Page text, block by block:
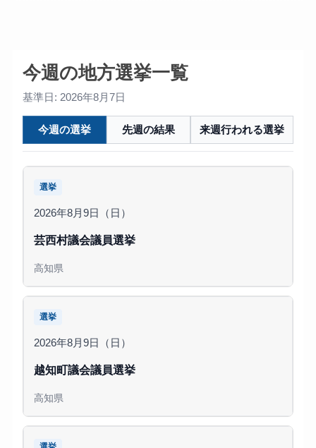
今週の地方選挙一覧
基準日: 2026年8月7日
今週の選挙 先週の結果 来週行われる選挙
選挙
2026年8月9日（日）
芸西村議会議員選挙
高知県
選挙
2026年8月9日（日）
越知町議会議員選挙
高知県